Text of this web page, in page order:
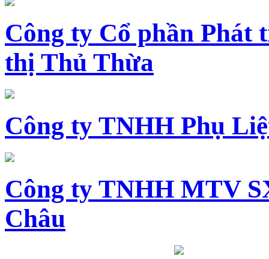
Công ty Cổ phần Phát
thị Thủ Thừa
Công ty TNHH Phụ
Công ty TNHH MTV
Châu